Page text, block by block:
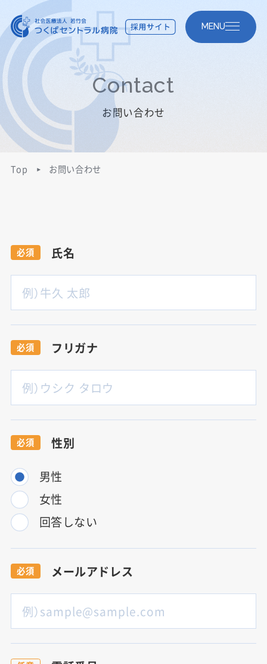
MENU
Contact
お問い合わせ
Top お問い合わせ
必須 氏名
必須 フリガナ
必須 性別
男性
女性
回答しない
必須 メールアドレス